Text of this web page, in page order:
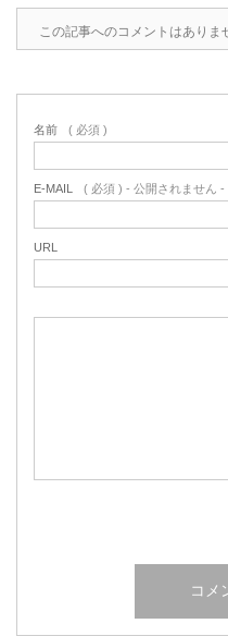
この記事へのコメントはありま
名前 ( 必須 )
E-MAIL ( 必須 ) - 公開されません -
URL